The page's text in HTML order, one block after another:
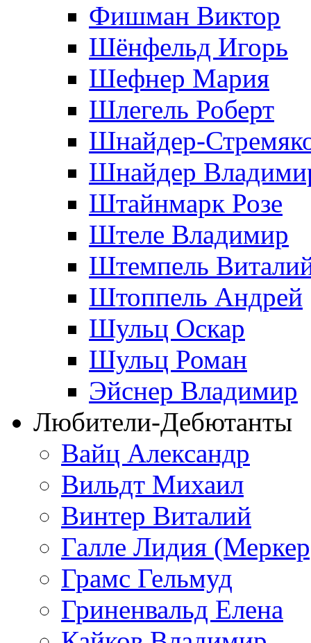
Фишман Виктор
Шёнфельд Игорь
Шефнер Мария
Шлегель Роберт
Шнайдер-
Шнайдер
Штайнмарк Розe
Штеле Владимир
Штемпель
Штоппель Андрей
Шульц Оскар
Шульц Роман
Эйснер Владимир
Любители-Дебютанты
Вайц Александр
Вильдт Михаил
Винтер Виталий
Галле Лидия
Грамс Гельмуд
Гриненвальд Елена